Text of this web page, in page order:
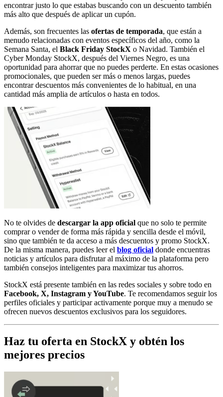
encontrar justo lo que estabas buscando con un descuento también
más alto que después de aplicar un cupón.
Además, son frecuentes las ofertas de temporada, que están a
menudo relacionadas con eventos específicos del año, como la
Semana Santa, el Black Friday StockX o Navidad. También el
Cyber Monday StockX, después del Viernes Negro, es una
oportunidad para ahorrar que no puedes perderte. En estas ocasiones
promocionales, que pueden ser más o menos largas, puedes
encontrar descuentos más convenientes de lo habitual, en una
cantidad más amplia de artículos o hasta en todos.
No te olvides de descargar la app oficial que no solo te permite
comprar o vender de forma más rápida y sencilla desde el móvil,
sino que también te da acceso a más descuentos y promo StockX.
De la misma manera, puedes leer el blog oficial donde encuentras
noticias y artículos para disfrutar al máximo de la plataforma pero
también consejos inteligentes para maximizar tus ahorros.
StockX está presente también en las redes sociales y sobre todo en
Facebook, X, Instagram y YouTube. Te recomendamos seguir los
perfiles oficiales y participar activamente porque muy a menudo se
ofrecen nuevos descuentos exclusivos para los seguidores.
Haz tu oferta en StockX y obtén los
mejores precios